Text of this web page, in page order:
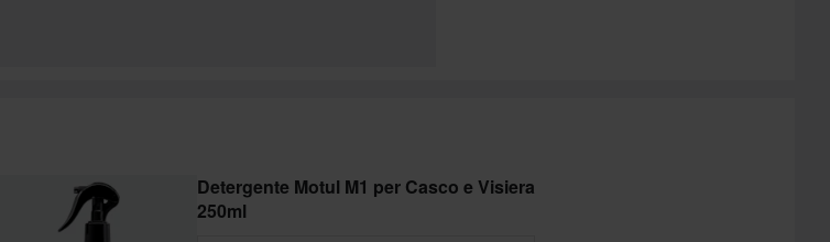
Detergente Motul M1 per Casco e Visiera
250ml